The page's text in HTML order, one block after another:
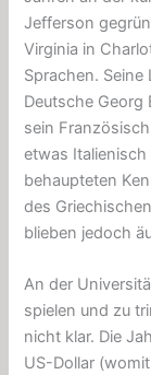
Jefferson
Virginia in
Sprachen.
Deutsche Georg
sein
etwas
behaupteten
des
blieben jedoch
An der
spielen und zu
nicht klar. Die
US-Dollar